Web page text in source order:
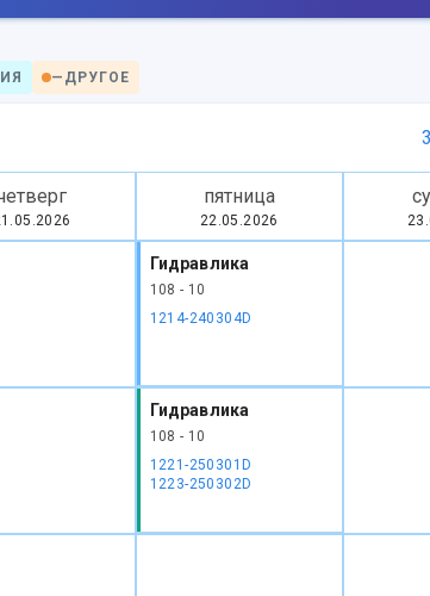
— ДРУГОЕ
пятница
22.05.2026
Гидравлика
108 - 10
1214-240304D
Гидравлика
108 - 10
1221-250301D
1223-250302D